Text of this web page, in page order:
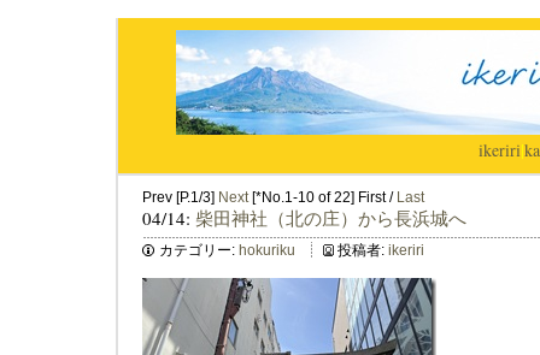
ikeriri|
Prev [P.1/3] Next[*No.1-10 of 22] First / Last
04/14: 柴田神社（北の庄）から長浜城へ
カテゴリー: hokuriku 投稿者: ikeriri